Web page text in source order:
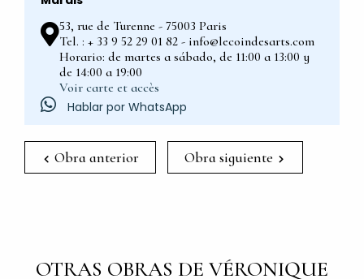
53, rue de Turenne - 75003 Paris
Tel. : + 33 9 52 29 01 82 - info@lecoindesarts.com
Horario: de martes a sábado, de 11:00 a 13:00 y
de 14:00 a 19:00
Voir carte et accès
Hablar por WhatsApp
Obra anterior Obra siguiente
OTRAS OBRAS DE VÉRONIQUE